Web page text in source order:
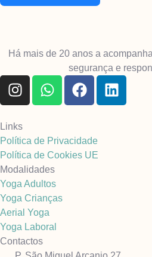
Há mais de 20 anos a
segurança e
Links
Política de Privacidade
Política de Cookies UE
Modalidades
Yoga Adultos
Yoga Crianças
Aerial Yoga
Yoga Laboral
Contactos